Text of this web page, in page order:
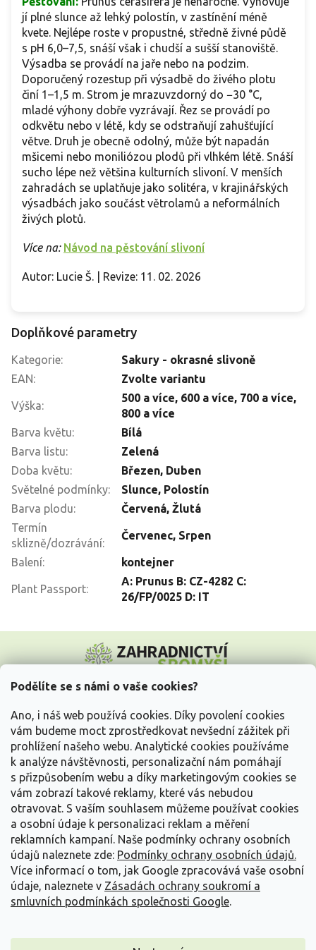
Podělíte se s námi o vaše cookies?
Ano, i náš web používá cookies. Díky povolení cookies
vám budeme moct zprostředkovat nevšední zážitek při
prohlížení našeho webu. Analytické cookies používáme
k analýze návštěvnosti, personalizační nám pomáhají
s přizpůsobením webu a díky marketingovým cookies se
vám zobrazí takové reklamy, které vás nebudou
otravovat. S vaším souhlasem můžeme používat cookies
a osobní údaje k personalizaci reklam a měření
reklamních kampaní. Naše podmínky ochrany osobních
údajů naleznete zde: Podmínky ochrany osobních údajů.
Více informací o tom, jak Google zpracovává vaše osobní
údaje, naleznete v Zásadách ochrany soukromí a
smluvních podmínkách společnosti Google.
jí plné slunce až lehký polostín, v zastínění méně
kvete. Nejlépe roste v propustné, středně živné půdě
s pH 6,0–7,5, snáší však i chudší a sušší stanoviště.
Výsadba se provádí na jaře nebo na podzim.
Doporučený rozestup při výsadbě do živého plotu
činí 1–1,5 m. Strom je mrazuvzdorný do −30 °C,
mladé výhony dobře vyzrávají. Řez se provádí po
odkvětu nebo v létě, kdy se odstraňují zahušťující
větve. Druh je obecně odolný, může být napadán
mšicemi nebo moniliózou plodů při vlhkém létě. Snáší
sucho lépe než většina kulturních slivoní. V menších
zahradách se uplatňuje jako solitéra, v krajinářských
výsadbách jako součást větrolamů a neformálních
živých plotů.
Více na: Návod na pěstování slivoní
Autor: Lucie Š. | Revize: 11. 02. 2026
Doplňkové parametry
Kategorie:
Sakury - okrasné slivoně
EAN: Zvolte variantu
Výška:
500 a více, 600 a více, 700 a více,
800 a více
Barva květu:
Bílá
Barva listu:
Zelená
Doba květu: Březen, Duben
Světelné podmínky: Slunce, Polostín
Barva plodu: Červená, Žlutá
Termín
sklizně/dozrávání:
Červenec, Srpen
Balení: kontejner
Plant Passport:
A: Prunus B: CZ-4282 C:
26/FP/0025 D: IT
p
Vše o nákupu
Informace pro Vás
Kontakujte nás
Vytvořil Shoptet